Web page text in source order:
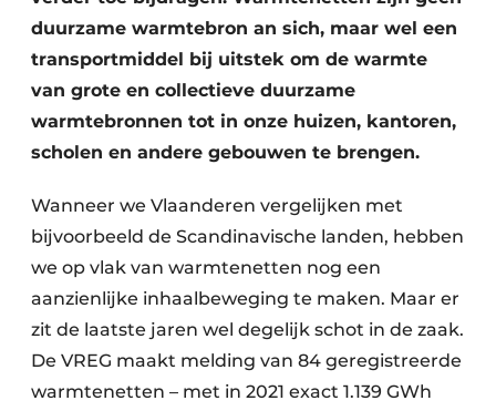
duurzame warmtebron an sich, maar wel een
transportmiddel bij uitstek om de warmte
van grote en collectieve duurzame
warmtebronnen tot in onze huizen, kantoren,
scholen en andere gebouwen te brengen.
Wanneer we Vlaanderen vergelijken met
bijvoor­beeld de Scandinavische landen, hebben
we op vlak van warmtenetten nog een
aanzienlijke inhaalbeweging te maken. Maar er
zit de laatste jaren wel degelijk schot in de zaak.
De VREG maakt melding van 84 geregistreerde
warmtenetten – met in 2021 exact 1.139 GWh